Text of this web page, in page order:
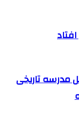
مدرسه تاریخی